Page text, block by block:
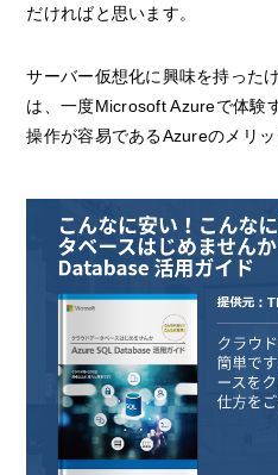
だければと思います。
サーバー仮想化に興味を持った
は、一度Microsoft Azureで体験
操作が容易であるAzureのメリッ